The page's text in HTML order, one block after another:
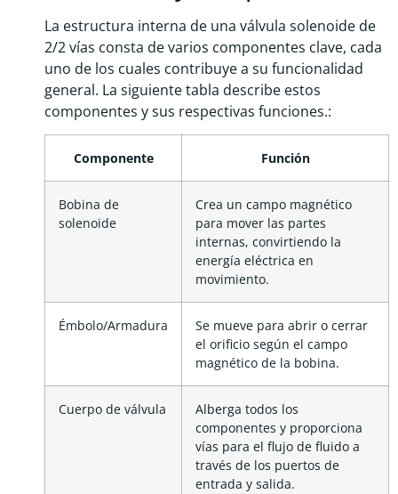
La estructura interna de una válvula solenoide de
2/2 vías consta de varios componentes clave, cada
uno de los cuales contribuye a su funcionalidad
general. La siguiente tabla describe estos
componentes y sus respectivas funciones.:
Componente Función
Bobina de
solenoide
Crea un campo magnético
para mover las partes
internas, convirtiendo la
energía eléctrica en
movimiento.
Émbolo/Armadura
Se mueve para abrir o cerrar
el orificio según el campo
magnético de la bobina.
Cuerpo de válvula
Alberga todos los
componentes y proporciona
vías para el flujo de fluido a
través de los puertos de
entrada y salida.